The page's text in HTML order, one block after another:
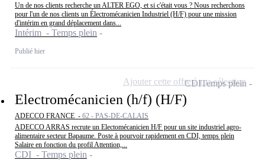
Un de nos clients recherche un ALTER EGO, et si c'était vous ? Nous recherchons
pour l'un de nos clients un Électromécanicien Industriel (H/F) pour une mission
d'intérim en grand déplacement dans...
Intérim - Temps plein
Publié hier
Electromécanicien (h/f) (H/F)
ADECCO FRANCE - 62 - PAS-DE-CALAIS
ADECCO ARRAS recrute un Electomécanicien H/F pour un site industriel agro-
alimentaire secteur Bapaume. Poste à pourvoir rapidement en CDI, temps plein
Salaire en fonction du profil Attention,...
CDI - Temps plein
CDITemps plein
Ajouter cette offre à ma sélection